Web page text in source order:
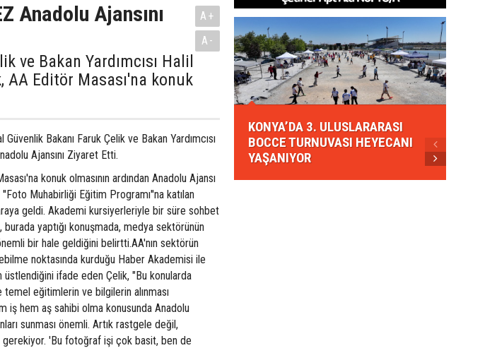
Anadolu Ajansını
ve Bakan Yardımcısı Halil
AA Editör Masası'na konuk
A+
A-
Güvenlik Bakanı Faruk Çelik ve Bakan Yardımcısı
Ajansını Ziyaret Etti.
konuk olmasının ardından Anadolu Ajansı
Muhabirliği Eğitim Programı''na katılan
geldi. Akademi kursiyerleriyle bir süre sohbet
burada yaptığı konuşmada, medya sektörünün
bir hale geldiğini belirtti.AA'nın sektörün
noktasında kurduğu Haber Akademisi ile
ifade eden Çelik, "Bu konularda
temel eğitimlerin ve bilgilerin alınması
iş hem aş sahibi olma konusunda Anadolu
sunması önemli. Artık rastgele değil,
gerekiyor. 'Bu fotoğraf işi çok basit, ben de
KONYA’DA 3. ULUSLARARASI
BOCCE TURNUVASI HEYECANI
YAŞANIYOR